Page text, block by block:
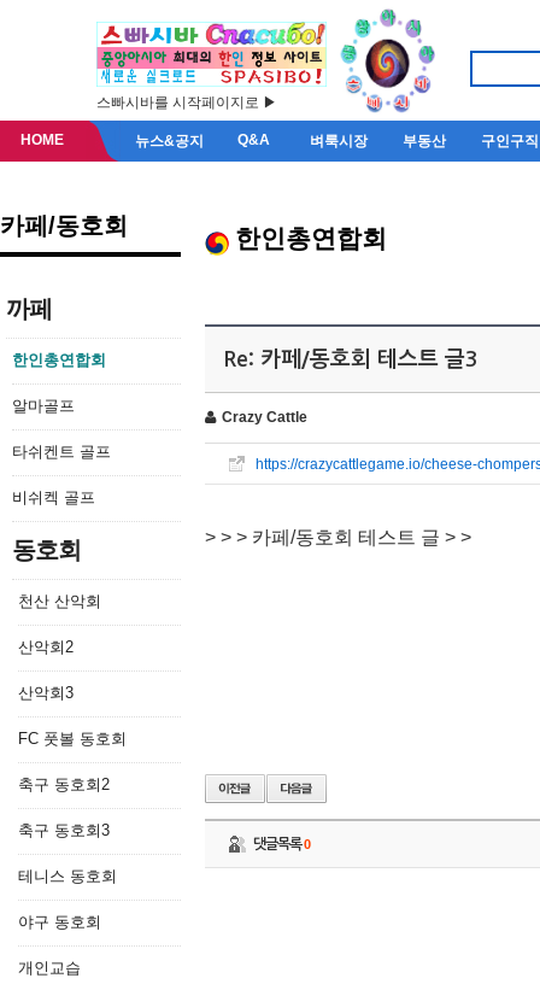
스빠시바를 시작페이지로 ▶
HOME 뉴스&공지 Q&A 벼룩시장 부동산 구인구직
카페/동호회
까페
한인총연합회
알마골프
타쉬켄트 골프
비쉬켁 골프
동호회
천산 산악회
산악회2
산악회3
FC 풋볼 동호회
축구 동호회2
축구 동호회3
테니스 동호회
야구 동호회
개인교습
한인총연합회
Re: 카페/동호회 테스트 글3
Crazy Cattle
https://crazycattlegame.io/cheese-
> > > 카페/동호회 테스트 글 > >
댓글목록0